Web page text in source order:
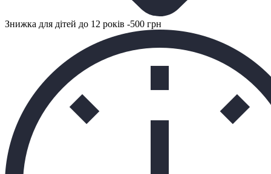
Знижка для дітей до 12 років -500 грн